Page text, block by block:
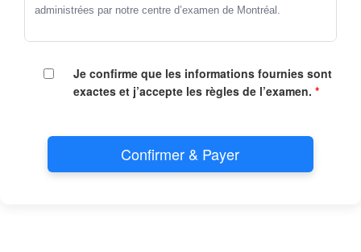
administrées par notre centre d’examen de Montréal.
Je confirme que les informations fournies sont
exactes et j’accepte les règles de l’examen. *
Confirmer & Payer